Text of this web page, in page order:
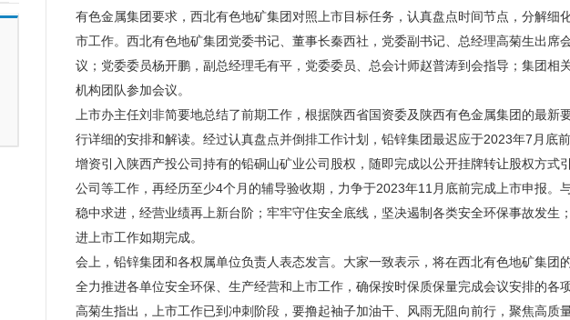
有色金属集团要求，西北有色地矿集团对照上市目标任务，认真盘点时间节点，分解细
市工作。西北有色地矿集团党委书记、董事长秦西社，党委副书记、总经理高菊生出席
议；党委委员杨开鹏，副总经理毛有平，党委委员、总会计师赵普涛到会指导；集团相
机构团队参加会议。
上市办主任刘非简要地总结了前期工作，根据陕西省国资委及陕西有色金属集团的最
行详细的安排和解读。经过认真盘点并倒排工作计划，铅锌集团最迟应于2023年7月底
增资引入陕西产投公司持有的铅硐山矿业公司股权，随即完成以公开挂牌转让股权方式
公司等工作，再经历至少4个月的辅导验收期，力争于2023年11月底前完成上市申报。
稳中求进，经营业绩再上新台阶；牢牢守住安全底线，坚决遏制各类安全环保事故发生
进上市工作如期完成。
会上，铅锌集团和各权属单位负责人表态发言。大家一致表示，将在西北有色地矿集团
全力推进各单位安全环保、生产经营和上市工作，确保按时保质保量完成会议安排的各项
高菊生指出，上市工作已到冲刺阶段，要撸起袖子加油干、风雨无阻向前行，聚焦高质